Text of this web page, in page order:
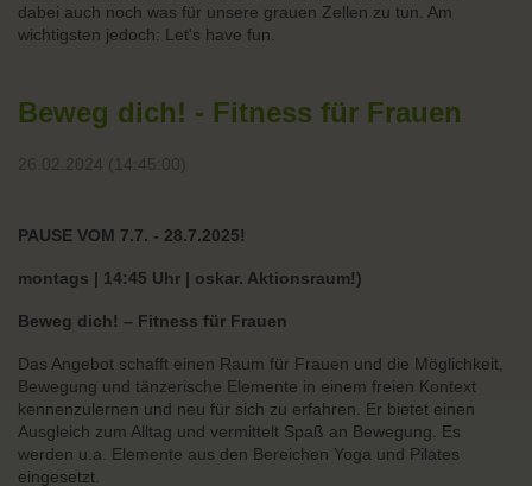
dabei auch noch was für unsere grauen Zellen zu tun. Am
wichtigsten jedoch: Let's have fun.
Beweg dich! - Fitness für Frauen
26.02.2024 (14:45:00)
PAUSE VOM 7.7. - 28.7.2025!
montags | 14:45 Uhr | oskar. Aktionsraum!)
Beweg dich! – Fitness für Frauen
Das Angebot schafft einen Raum für Frauen und die Möglichkeit,
Bewegung und tänzerische Elemente in einem freien Kontext
kennenzulernen und neu für sich zu erfahren. Er bietet einen
Ausgleich zum Alltag und vermittelt Spaß an Bewegung. Es
werden u.a. Elemente aus den Bereichen Yoga und Pilates
eingesetzt.